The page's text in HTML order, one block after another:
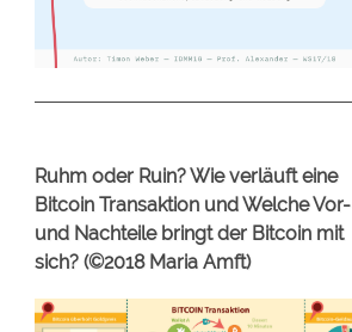
Ruhm oder Ruin? Wie verläuft eine
Bitcoin Transaktion und Welche Vor-
und Nachteile bringt der Bitcoin mit
sich? (©2018 Maria Amft)